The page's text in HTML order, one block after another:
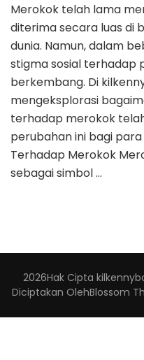
Merokok telah lama
diterima secara luas di
dunia. Namun, dalam
stigma sosial terhadap
berkembang. Di
mengeksplorasi
terhadap merokok
perubahan ini bagi
Terhadap Merokok
sebagai simbol …
2026Hak Cipta
Diciptakan OlehBlossom